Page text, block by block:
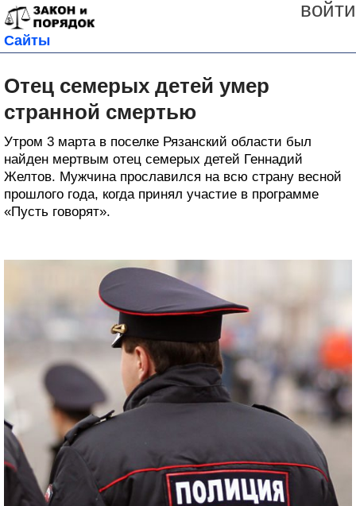
войти
Сайты
Отец семерых детей умер
странной смертью
Утром 3 марта в поселке Рязанский области был
найден мертвым отец семерых детей Геннадий
Желтов. Мужчина прославился на всю страну весной
прошлого года, когда принял участие в программе
«Пусть говорят».